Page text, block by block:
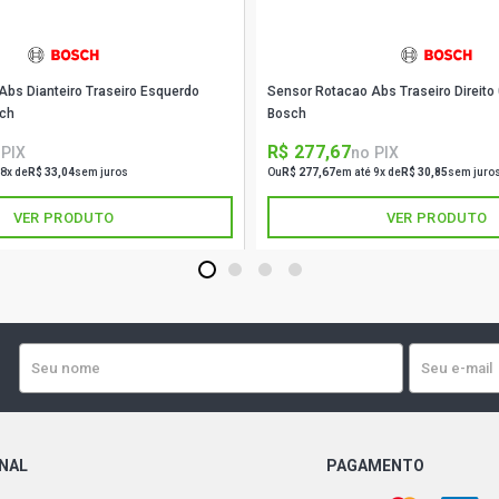
FIESTA
FIESTA
FIESTA
FIESTA
GASOLINA
Dianteiro Traseiro Esquerdo
deR$ 33,04sem juros
VER PRODUTO
Sensor Rotacao Abs Traseiro Direito
Bosch
R$ 277,67no PIX
Ou R$ 277,67em até 9x deR$ 30,85sem juros
VER PRODUTO
1 2 3 4
PAGAMENTO